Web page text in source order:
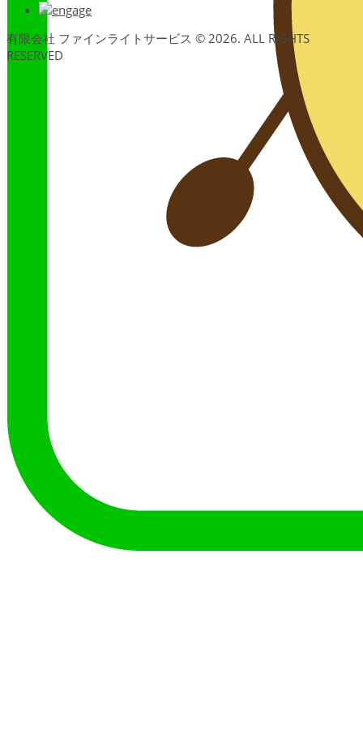
有限会社 ファインライトサービス © 2026. ALL RIGHTS
RESERVED